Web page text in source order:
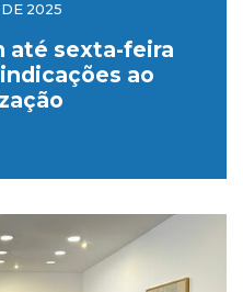
2025
até sexta-feira
ao